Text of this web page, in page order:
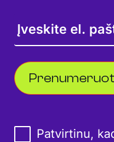
Patvirtinu,